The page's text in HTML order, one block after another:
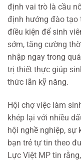
định vai trò là cầu
định hướng đào tạo
điều kiện để sinh
sớm, tăng cường
nhập ngay trong
trị thiết thực giúp
thức lẫn kỹ năng.
Hội chợ việc làm
khép lại với nhiều
hội nghề nghiệp, sự
bạn trẻ tự tin theo
Lực Việt MP tin